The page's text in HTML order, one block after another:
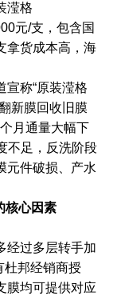
滢格
元/支，包含国
拿货成本高，海
宣称“原装滢格
新膜回收旧膜
月通量大幅下
不足，反洗阶段
元件破损、产水
核心因素
经过多层转手加
杜邦经销商授
膜均可提供对应